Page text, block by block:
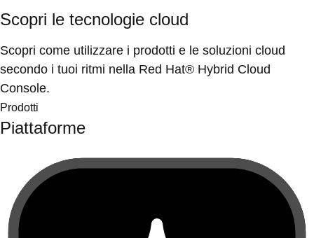
Scopri le tecnologie cloud
Scopri come utilizzare i prodotti e le soluzioni cloud
secondo i tuoi ritmi nella Red Hat® Hybrid Cloud
Console.
Prodotti
Piattaforme